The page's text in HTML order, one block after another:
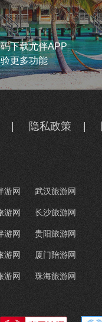
下载尤伴APP
更多功能
隐私政策
游网 武汉旅游网
游网 长沙旅游网
游网 贵阳旅游网
游网 厦门陪游网
游网 珠海旅游网